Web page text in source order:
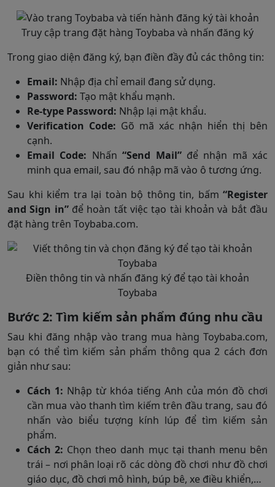
Truy cập trang đặt hàng Toybaba và nhấn đăng ký
Trong giao diện đăng ký, bạn điền đầy đủ các thông tin:
Email: Nhập địa chỉ email đang sử dụng.
Password: Tạo mật khẩu mạnh.
Re-type Password: Nhập lại mật khẩu.
Verification Code: Gõ mã xác nhận hiển thị bên
cạnh.
Email Code: Nhấn“Send Mail”để nhận mã xác
minh qua email, sau đó nhập mã vào ô tương ứng.
Sau khi kiểm tra lại toàn bộ thông tin, bấm “Register
and Sign in”để hoàn tất việc tạo tài khoản và bắt đầu
đặt hàng trên Toybaba.com.
Điền thông tin và nhấn đăng ký để tạo tài khoản
Toybaba
Bước 2: Tìm kiếm sản phẩm đúng nhu cầu
Sau khi đăng nhập vào trang mua hàng Toybaba.com,
bạn có thể tìm kiếm sản phẩm thông qua 2 cách đơn
giản như sau:
Cách 1: Nhập từ khóa tiếng Anh của món đồ chơi
cần mua vào thanh tìm kiếm trên đầu trang, sau đó
nhấn vào biểu tượng kính lúp để tìm kiếm sản
phẩm.
Cách 2: Chọn theo danh mục tại thanh menu bên
trái – nơi phân loại rõ các dòng đồ chơi như đồ chơi
giáo dục, đồ chơi mô hình, búp bê, xe điều khiển,…